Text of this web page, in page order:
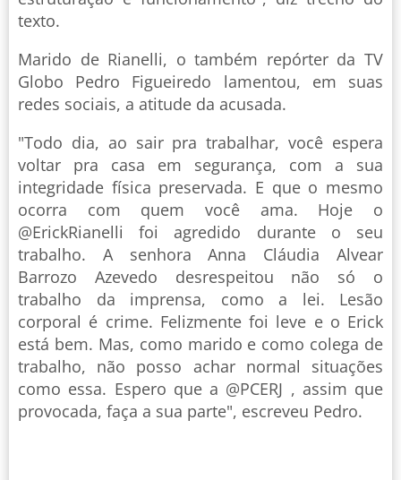
texto.
Marido de Rianelli, o também repórter da TV
Globo Pedro Figueiredo lamentou, em suas
redes sociais, a atitude da acusada.
"Todo dia, ao sair pra trabalhar, você espera
voltar pra casa em segurança, com a sua
integridade física preservada. E que o mesmo
ocorra com quem você ama. Hoje o
@ErickRianelli foi agredido durante o seu
trabalho. A senhora Anna Cláudia Alvear
Barrozo Azevedo desrespeitou não só o
trabalho da imprensa, como a lei. Lesão
corporal é crime. Felizmente foi leve e o Erick
está bem. Mas, como marido e como colega de
trabalho, não posso achar normal situações
como essa. Espero que a @PCERJ , assim que
provocada, faça a sua parte", escreveu Pedro.